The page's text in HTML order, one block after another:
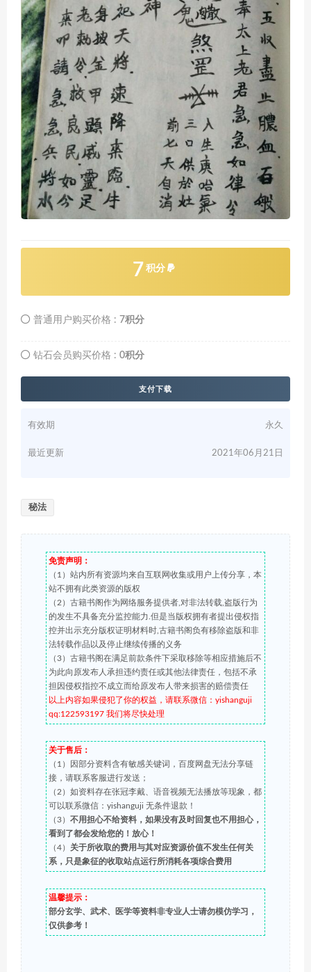
7 积分
普通用户购买价格 : 7积分
钻石会员购买价格 : 0积分
支付下载
有效期 永久
最近更新 2021年06月21日
秘法
免责声明：
（1）站内所有资源均来自互联网收集或用户上传分享，本
站不拥有此类资源的版权
（2）古籍书阁作为网络服务提供者,对非法转载,盗版行为
的发生不具备充分监控能力.但是当版权拥有者提出侵权指
控并出示充分版权证明材料时,古籍书阁负有移除盗版和非
法转载作品以及停止继续传播的义务
（3）古籍书阁在满足前款条件下采取移除等相应措施后不
为此向原发布人承担违约责任或其他法律责任，包括不承
担因侵权指控不成立而给原发布人带来损害的赔偿责任
以上内容如果侵犯了你的权益，请联系微信：yishanguji
qq:122593197 我们将尽快处理
关于售后：
（1）因部分资料含有敏感关键词，百度网盘无法分享链
接，请联系客服进行发送；
（2）如资料存在张冠李戴、语音视频无法播放等现象，都
可以联系微信：yishanguji 无条件退款！
（3） 不用担心不给资料，如果没有及时回复也不用担心，
看到了都会发给您的！放心！
（4） 关于所收取的费用与其对应资源价值不发生任何关
系，只是象征的收取站点运行所消耗各项综合费用
温馨提示：
部分玄学、武术、医学等资料非专业人士请勿模仿学习，
仅供参考！